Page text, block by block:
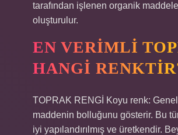
tarafından işlenen organik
oluşturulur.
EN VERIMLI
HANGI
TOPRAK RENGİ Koyu renk:
maddenin bolluğunu gösterir. Bu
iyi yapılandırılmış ve üretkendir.